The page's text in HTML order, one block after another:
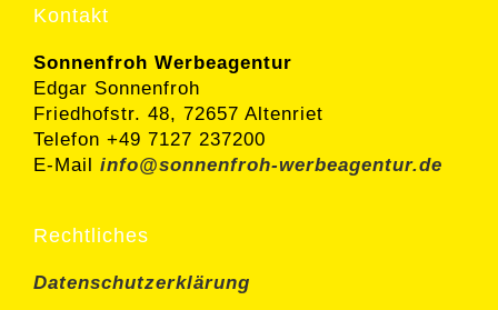
Kontakt
Sonnenfroh Werbeagentur
Edgar Sonnenfroh
Friedhofstr. 48, 72657 Altenriet
Telefon +49 7127 237200
E-Mail info@sonnenfroh-werbeagentur.de
Rechtliches
Datenschutzerklärung